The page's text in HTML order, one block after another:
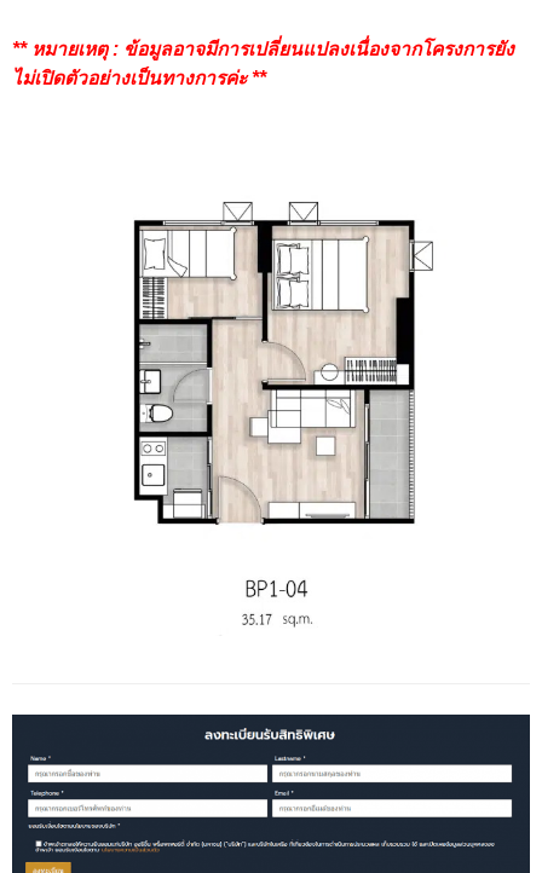
** หมายเหตุ : ข้อมูลอาจมีการเปลี่ยนแปลงเนื่องจากโครงการยัง
ไม่เปิดตัวอย่างเป็นทางการค่ะ **